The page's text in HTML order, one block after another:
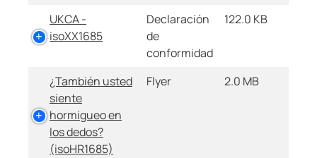
UKCA -
isoXX1685
Declaración
de
conformidad
122.0 KB
¿También usted
siente
hormigueo en
los dedos?
(isoHR1685)
Flyer 2.0 MB